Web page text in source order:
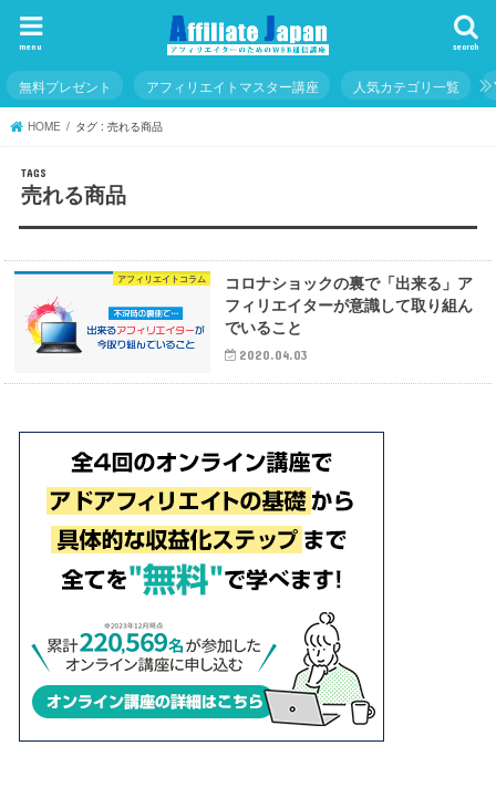
search
menu
無料プレゼント アフィリエイトマスター講座 人気カテゴリ一覧
HOME タグ : 売れる商品
売れる商品
アフィリエイトコラム
コロナショックの裏で「出来る」ア
フィリエイターが意識して取り組ん
でいること
2020.04.03